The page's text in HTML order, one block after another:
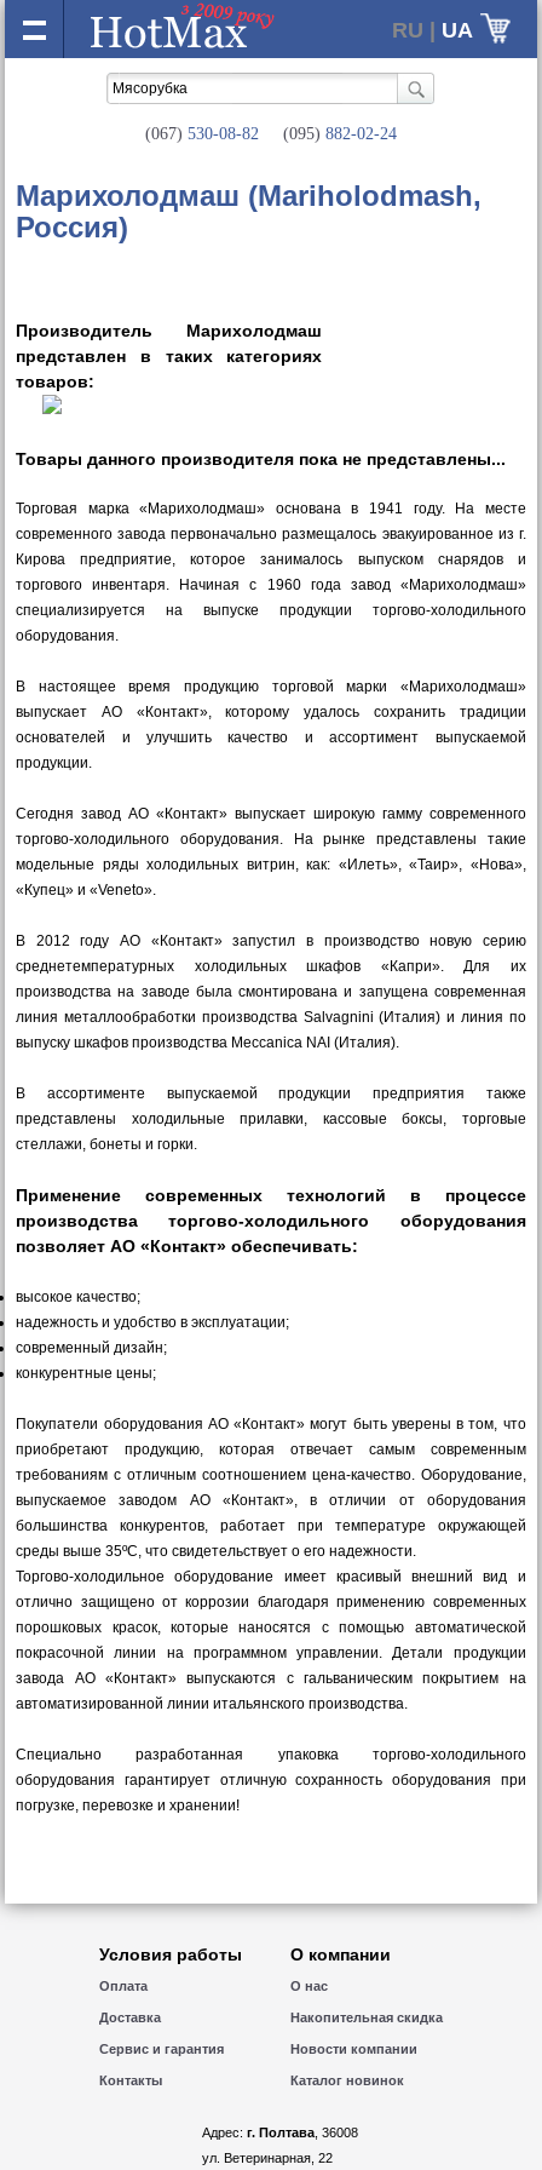
RU | UA
(067) 530-08-82 (095) 882-02-24
Марихолодмаш (Mariholodmash,
Россия)
Производитель Марихолодмаш
представлен в таких категориях
товаров:
Товары данного производителя пока не представлены...
Торговая марка «Марихолодмаш» основана в 1941 году. На месте
современного завода первоначально размещалось эвакуированное из г.
Кирова предприятие, которое занималось выпуском снарядов и
торгового инвентаря. Начиная с 1960 года завод «Марихолодмаш»
специализируется на выпуске продукции торгово-холодильного
оборудования.
В настоящее время продукцию торговой марки «Марихолодмаш»
выпускает АО «Контакт», которому удалось сохранить традиции
основателей и улучшить качество и ассортимент выпускаемой
продукции.
Сегодня завод АО «Контакт» выпускает широкую гамму современного
торгово-холодильного оборудования. На рынке представлены такие
модельные ряды холодильных витрин, как: «Илеть», «Таир», «Нова»,
«Купец» и «Veneto».
В 2012 году АО «Контакт» запустил в производство новую серию
среднетемпературных холодильных шкафов «Капри». Для их
производства на заводе была смонтирована и запущена современная
линия металлообработки производства Salvagnini (Италия) и линия по
выпуску шкафов производства Meccanica NAI (Италия).
В ассортименте выпускаемой продукции предприятия также
представлены холодильные прилавки, кассовые боксы, торговые
стеллажи, бонеты и горки.
Применение современных технологий в процессе
производства торгово-холодильного оборудования
позволяет АО «Контакт» обеспечивать:
высокое качество;
надежность и удобство в эксплуатации;
современный дизайн;
конкурентные цены;
Покупатели оборудования АО «Контакт» могут быть уверены в том, что
приобретают продукцию, которая отвечает самым современным
требованиям с отличным соотношением цена-качество. Оборудование,
выпускаемое заводом АО «Контакт», в отличии от оборудования
большинства конкурентов, работает при температуре окружающей
среды выше 35ºС, что свидетельствует о его надежности.
Торгово-холодильное оборудование имеет красивый внешний вид и
отлично защищено от коррозии благодаря применению современных
порошковых красок, которые наносятся с помощью автоматической
покрасочной линии на программном управлении. Детали продукции
завода АО «Контакт» выпускаются с гальваническим покрытием на
автоматизированной линии итальянского производства.
Специально разработанная упаковка торгово-холодильного
оборудования гарантирует отличную сохранность оборудования при
погрузке, перевозке и хранении!
Условия работы
Оплата
Доставка
Сервис и гарантия
Контакты
О компании
О нас
Накопительная скидка
Новости компании
Каталог новинок
Адрес: г. Полтава, 36008
ул. Ветеринарная, 22